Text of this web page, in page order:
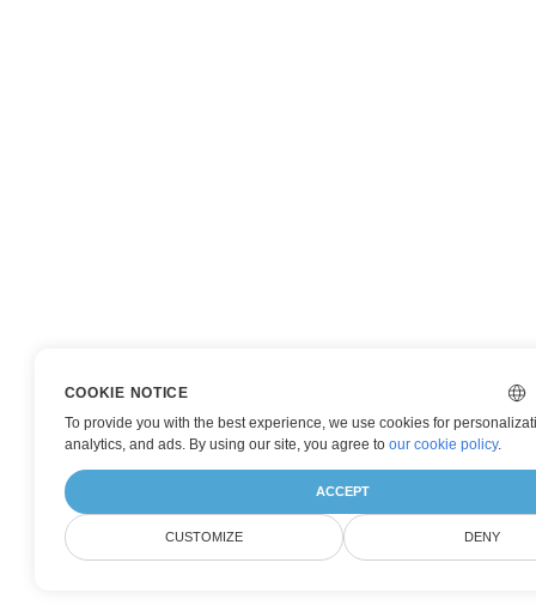
COOKIE NOTICE
To provide you with the best experience, we use cookies for
analytics, and ads. By using our site, you agree to our cookie policy.
ACCEPT
CUSTOMIZE DENY